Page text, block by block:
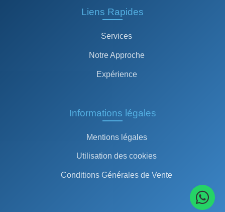
Liens Rapides
Services
Notre Approche
Expérience
Informations légales
Mentions légales
Utilisation des cookies
Conditions Générales de Vente